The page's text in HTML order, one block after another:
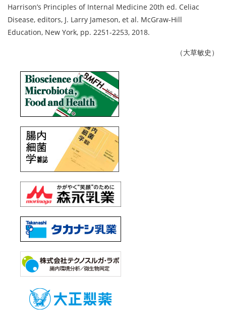
Harrison’s Principles of Internal Medicine 20th ed. Celiac
Disease, editors, J. Larry Jameson, et al. McGraw-Hill
Education, New York, pp. 2251-2253, 2018.
（大草敏史）